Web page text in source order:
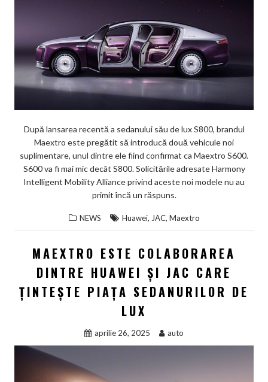
După lansarea recentă a sedanului său de lux S800, brandul
Maextro este pregătit să introducă două vehicule noi
suplimentare, unul dintre ele fiind confirmat ca Maextro S600.
S600 va fi mai mic decât S800. Solicitările adresate Harmony
Intelligent Mobility Alliance privind aceste noi modele nu au
primit încă un răspuns.
NEWS Huawei, JAC, Maextro
MAEXTRO ESTE COLABORAREA
DINTRE HUAWEI ȘI JAC CARE
ȚINTEȘTE PIAȚA SEDANURILOR DE
LUX
aprilie 26, 2025 auto